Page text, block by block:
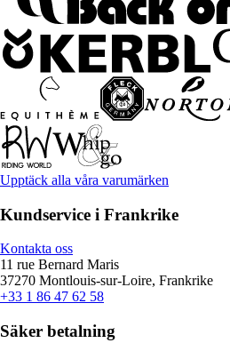
Upptäck alla våra varumärken
Kundservice i Frankrike
Kontakta oss
11 rue Bernard Maris
37270 Montlouis-sur-Loire, Frankrike
+33 1 86 47 62 58
Säker betalning